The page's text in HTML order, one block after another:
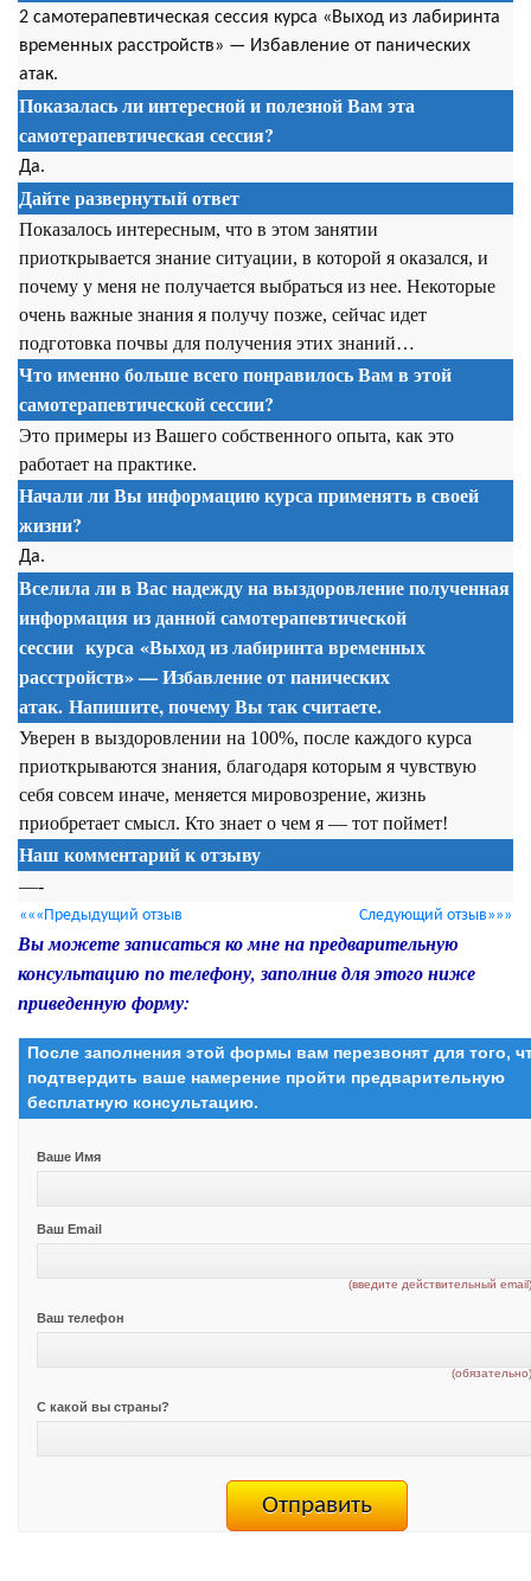
2 самотерапевтическая сессия курса «Выход из лабиринта
временных расстройств» — Избавление от панических
атак.
Показалась ли интересной и полезной Вам эта
самотерапевтическая сессия?
Да.
Дайте развернутый ответ
Показалось интересным, что в этом занятии
приоткрывается знание ситуации, в которой я оказался, и
почему у меня не получается выбраться из нее. Некоторые
очень важные знания я получу позже, сейчас идет
подготовка почвы для получения этих знаний…
Что именно больше всего понравилось Вам в этой
самотерапевтической сессии?
Это примеры из Вашего собственного опыта, как это
работает на практике.
Начали ли Вы информацию курса применять в своей
жизни?
Да.
Вселила ли в Вас надежду на выздоровление полученная
информация из даннойсамотерапевтической
сессии курса «Выход из лабиринта временных
расстройств» — Избавление от панических
атак. Напишите, почему Вы так считаете.
Уверен в выздоровлении на 100%, после каждого курса
приоткрываются знания, благодаря которым я чувствую
себя совсем иначе, меняется мировозрение, жизнь
приобретает смысл. Кто знает о чем я — тот поймет!
Наш комментарий к отзыву
—-
«««Предыдущий отзыв Следующий отзыв»»»
Вы можете записаться ко мне на предварительную
консультацию по телефону, заполнив для этого ниже
приведенную форму:
После заполнения этой формы вам перезвонят для того,
подтвердить ваше намерение пройти предварительную
бесплатную консультацию.
Ваше Имя
Ваш Email
(введите действительный
Ваш телефон
С какой вы страны?